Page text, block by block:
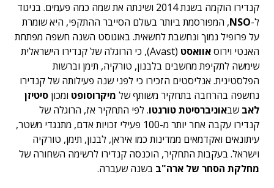
קנדירו הוקמה בשנת 2014 ושינתה את שמה כמה פעמים. בניגוד
ל-NSO, המפורסמת ביותר בעולם הסייבר ההתקפי, היא שומרת
על פרופיל נמוך ונחשבת לחשאית. באוגוסט השנה חשפה מפתחת
האנטי וירוסאוואסט
(Avast), כי הרוגלה של קנדירו הישראלית
שימשה לתקיפת מחשבים בלבנון, טורקיה, תימן וברשות
הפלסטינית. אנליסטים הזכירו כי לפני שנה פעילותה של קנדירו
נחשפה בהרחבה בתחקיר משותף של מיקרוסופט ומכון סיטיזן
לאבשבאוניברסיטת טורנטו. לפי התחקיר אז, הרוגלה של
קנדירו עקבה אחר יותר מ-100 פעילי זכויות אדם, מתנגדי משטר,
עיתונאים ואקדמאים ממדינות כמו איראן, לבנון, תימן, טורקיה
וישראל. בעקבות התחקיר, הוכנסה קנדירו לרשימה השחורה של
מחלקת הסחר של ארה"ב בשנה שעברה.